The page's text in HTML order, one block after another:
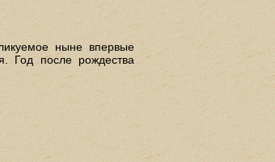
ныне впервые
Год после рождества